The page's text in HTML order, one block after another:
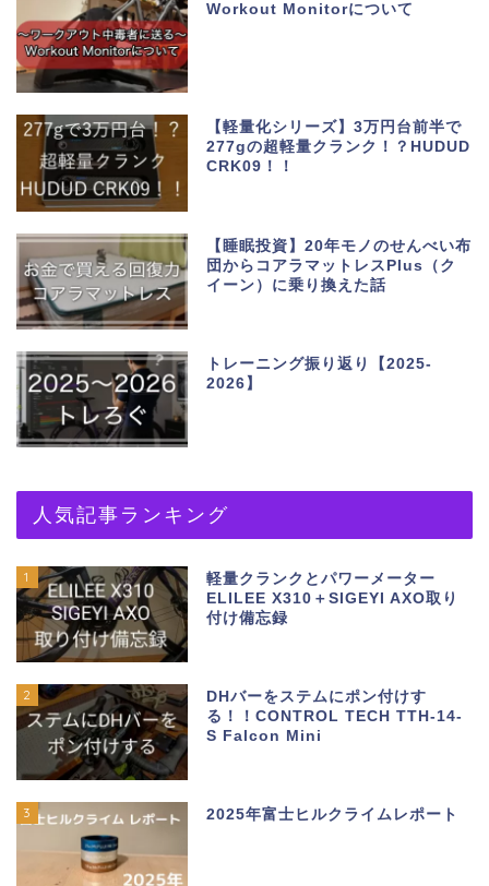
Workout Monitorについて
【軽量化シリーズ】3万円台前半で
277gの超軽量クランク！？HUDUD
CRK09！！
【睡眠投資】20年モノのせんべい布
団からコアラマットレスPlus（ク
イーン）に乗り換えた話
トレーニング振り返り【2025-
2026】
人気記事ランキング
1
軽量クランクとパワーメーター
ELILEE X310＋SIGEYI AXO取り
付け備忘録
2
DHバーをステムにポン付けす
る！！CONTROL TECH TTH-14-
S Falcon Mini
3 2025年富士ヒルクライムレポート